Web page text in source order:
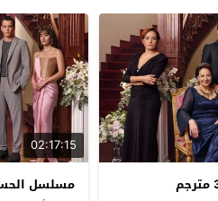
02:17:15
مسلسل الحسد